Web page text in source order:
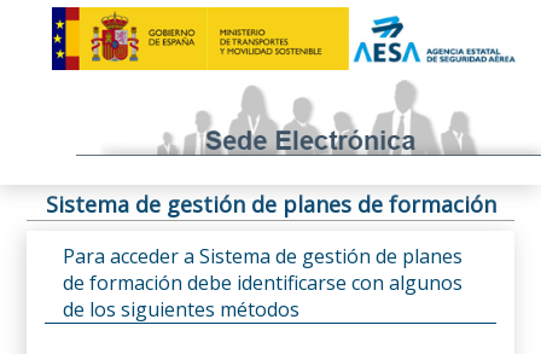
Sistema de gestión de planes de formación
Para acceder a Sistema de gestión de planes
de formación debe identificarse con algunos
de los siguientes métodos